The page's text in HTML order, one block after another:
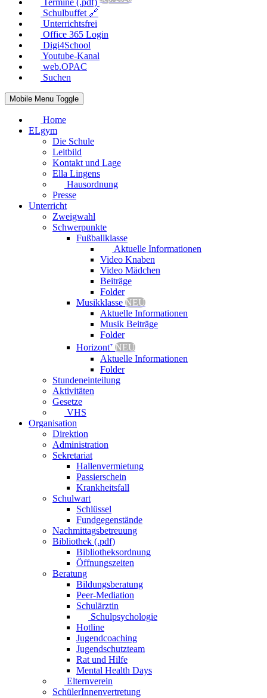
Termine (.pdf)
Schulbuffet 🔗
Unterrichtsfrei
Office 365 Login
Digi4School
Youtube-Kanal
web.OPAC
Suchen
Mobile Menu Toggle
Home
ELgym
Die Schule
Leitbild
Kontakt und Lage
Ella Lingens
Hausordnung
Presse
Unterricht
Zweigwahl
Schwerpunkte
Fußballklasse
Aktuelle Informationen
Video Knaben
Video Mädchen
Beiträge
Folder
Musikklasse NEU
Aktuelle Informationen
Musik Beiträge
Folder
Horizont⁺ NEU
Aktuelle Informationen
Folder
Stundeneinteilung
Aktivitäten
Gesetze
VHS
Organisation
Direktion
Administration
Sekretariat
Hallenvermietung
Passierschein
Krankheitsfall
Schulwart
Schlüssel
Fundgegenstände
Nachmittagsbetreuung
Bibliothek (.pdf)
Bibliotheksordnung
Öffnungszeiten
Beratung
Bildungsberatung
Peer-Mediation
Schulärztin
Schulpsychologie
Hotline
Jugendcoaching
Jugendschutzteam
Rat und Hilfe
Mental Health Days
Elternverein
SchülerInnenvertretung